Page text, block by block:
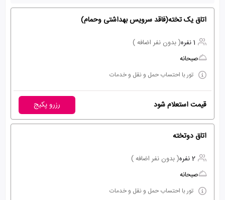
اتاق یک تخته(فاقد سرویس بهداشتی وحمام)
1 نفره
( بدون نفر اضافه )
صبحانه
تور با احتساب حمل و نقل و خدمات
قیمت استعلام شود رزرو پکیج
اتاق دوتخته
2 نفره
( بدون نفر اضافه )
صبحانه
تور با احتساب حمل و نقل و خدمات